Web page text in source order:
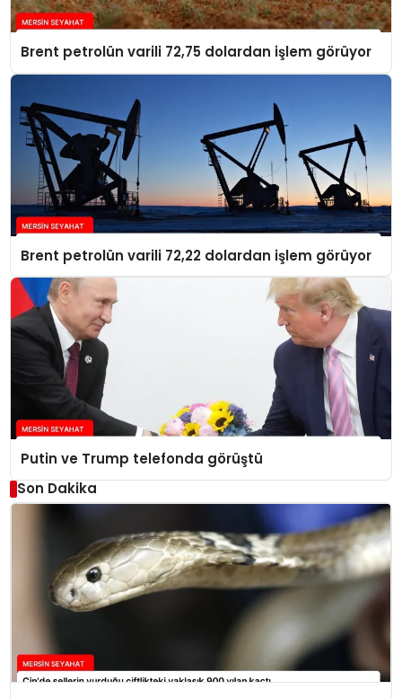
Brent petrolün varili 72,75 dolardan işlem görüyor
Brent petrolün varili 72,22 dolardan işlem görüyor
Putin ve Trump telefonda görüştü
Son Dakika